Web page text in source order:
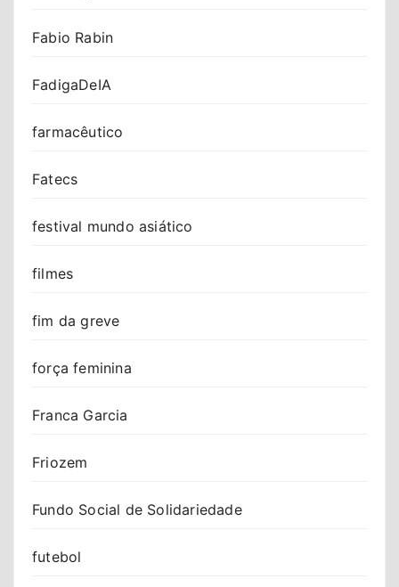
Fabio Rabin
FadigaDeIA
farmacêutico
Fatecs
festival mundo asiático
filmes
fim da greve
força feminina
Franca Garcia
Friozem
Fundo Social de Solidariedade
futebol